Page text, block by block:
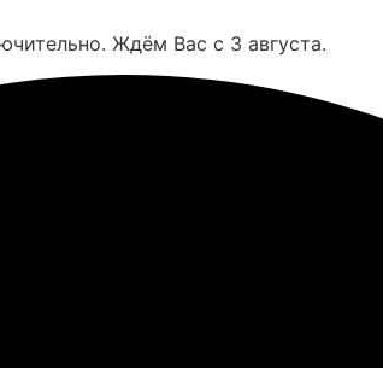
Ждём Вас с 3 августа.